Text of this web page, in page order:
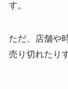
す。
ただ、店舗や
売り切れたり